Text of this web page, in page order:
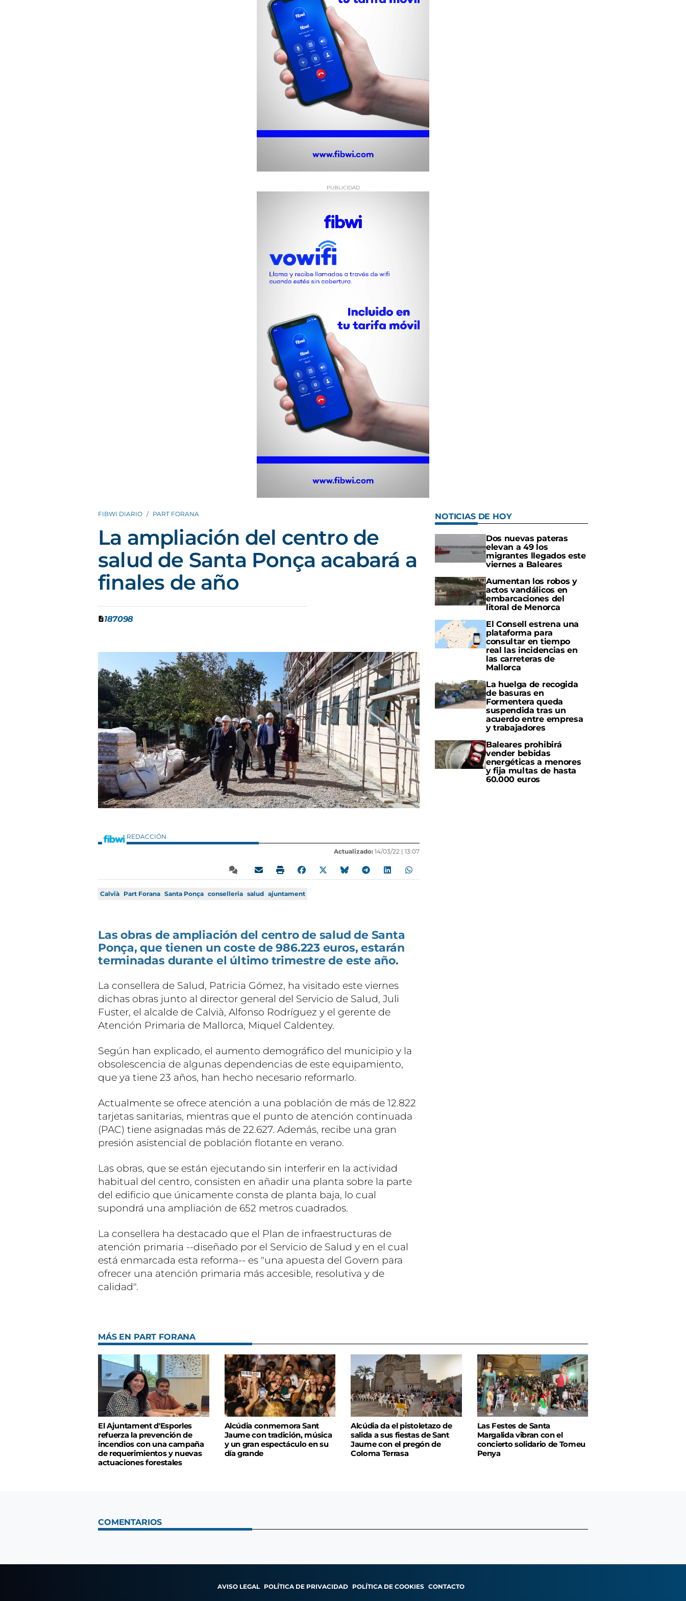
FIBWI DIARIO PART FORANA
La ampliación del centro de
salud de Santa Ponça acabará a
finales de año
187098
REDACCIÓN
Actualizado: 14/03/22 | 13:07
Calvià Part Forana Santa Ponça conselleria salud ajuntament
Las obras de ampliación del centro de salud de Santa
Ponça, que tienen un coste de 986.223 euros, estarán
terminadas durante el último trimestre de este año.
La consellera de Salud, Patricia Gómez, ha visitado este viernes
dichas obras junto al director general del Servicio de Salud, Juli
Fuster, el alcalde de Calvià, Alfonso Rodríguez y el gerente de
Atención Primaria de Mallorca, Miquel Caldentey.
Según han explicado, el aumento demográfico del municipio y la
obsolescencia de algunas dependencias de este equipamiento,
que ya tiene 23 años, han hecho necesario reformarlo.
Actualmente se ofrece atención a una población de más de 12.822
tarjetas sanitarias, mientras que el punto de atención continuada
(PAC) tiene asignadas más de 22.627. Además, recibe una gran
presión asistencial de población flotante en verano.
Las obras, que se están ejecutando sin interferir en la actividad
habitual del centro, consisten en añadir una planta sobre la parte
del edificio que únicamente consta de planta baja, lo cual
supondrá una ampliación de 652 metros cuadrados.
La consellera ha destacado que el Plan de infraestructuras de
atención primaria --diseñado por el Servicio de Salud y en el cual
está enmarcada esta reforma-- es "una apuesta del Govern para
ofrecer una atención primaria más accesible, resolutiva y de
calidad".
NOTICIAS DE HOY
Dos nuevas pateras
elevan a 49 los
migrantes llegados este
viernes a Baleares
Aumentan los robos y
actos vandálicos en
embarcaciones del
litoral de Menorca
El Consell estrena una
plataforma para
consultar en tiempo
real las incidencias en
las carreteras de
Mallorca
La huelga de recogida
de basuras en
Formentera queda
suspendida tras un
acuerdo entre empresa
y trabajadores
Baleares prohibirá
vender bebidas
energéticas a menores
y fija multas de hasta
60.000 euros
MÁS EN PART FORANA
El Ajuntament d'Esporles
refuerza la prevención de
incendios con una campaña
de requerimientos y nuevas
actuaciones forestales
Alcúdia conmemora Sant
Jaume con tradición, música
y un gran espectáculo en su
día grande
Alcúdia da el pistoletazo de
salida a sus fiestas de Sant
Jaume con el pregón de
Coloma Terrasa
Las Festes de Santa
Margalida vibran con el
concierto solidario de Tomeu
Penya
COMENTARIOS
AVISO LEGAL POLÍTICA DE PRIVACIDAD POLÍTICA DE COOKIES CONTACTO